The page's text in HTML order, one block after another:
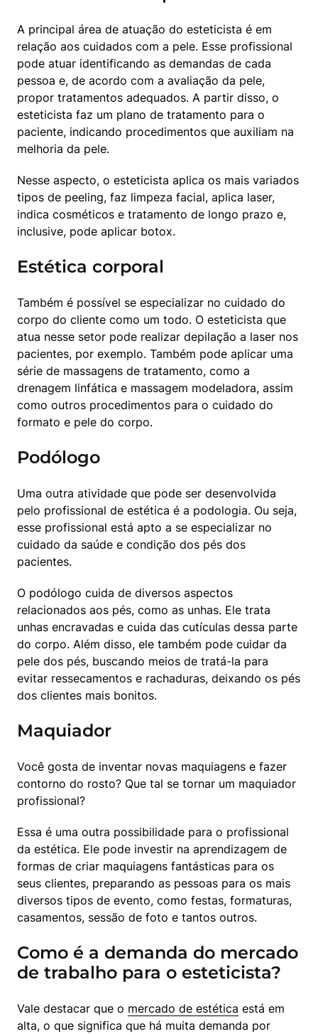
A principal área de atuação do esteticista é em
relação aos cuidados com a pele. Esse profissional
pode atuar identificando as demandas de cada
pessoa e, de acordo com a avaliação da pele,
propor tratamentos adequados. A partir disso, o
esteticista faz um plano de tratamento para o
paciente, indicando procedimentos que auxiliam na
melhoria da pele.
Nesse aspecto, o esteticista aplica os mais variados
tipos de peeling, faz limpeza facial, aplica laser,
indica cosméticos e tratamento de longo prazo e,
inclusive, pode aplicar botox.
Estética corporal
Também é possível se especializar no cuidado do
corpo do cliente como um todo. O esteticista que
atua nesse setor pode realizar depilação a laser nos
pacientes, por exemplo. Também pode aplicar uma
série de massagens de tratamento, como a
drenagem linfática e massagem modeladora, assim
como outros procedimentos para o cuidado do
formato e pele do corpo.
Podólogo
Uma outra atividade que pode ser desenvolvida
pelo profissional de estética é a podologia. Ou seja,
esse profissional está apto a se especializar no
cuidado da saúde e condição dos pés dos
pacientes.
O podólogo cuida de diversos aspectos
relacionados aos pés, como as unhas. Ele trata
unhas encravadas e cuida das cutículas dessa parte
do corpo. Além disso, ele também pode cuidar da
pele dos pés, buscando meios de tratá-la para
evitar ressecamentos e rachaduras, deixando os pés
dos clientes mais bonitos.
Maquiador
Você gosta de inventar novas maquiagens e fazer
contorno do rosto? Que tal se tornar um maquiador
profissional?
Essa é uma outra possibilidade para o profissional
da estética. Ele pode investir na aprendizagem de
formas de criar maquiagens fantásticas para os
seus clientes, preparando as pessoas para os mais
diversos tipos de evento, como festas, formaturas,
casamentos, sessão de foto e tantos outros.
Como é a demanda do mercado
de trabalho para o esteticista?
Vale destacar que o mercado de estética está em
alta, o que significa que há muita demanda por